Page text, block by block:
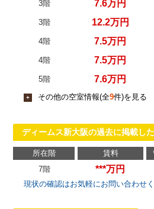
3階
7.6万円
3階 12.2万円
4階 7.5万円
4階 7.5万円
5階 7.6万円
+ その他の空室情報(全9件)を見る
ディームス新大阪の過去に掲載し
所在階 賃料
7階
***万円
現状の確認はお気軽にお問い合わせく